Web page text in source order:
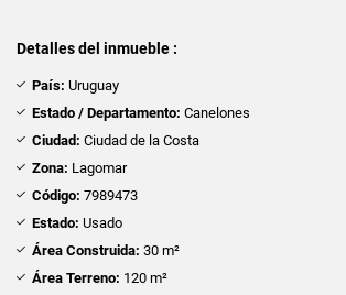
Detalles del inmueble :
País: Uruguay
Estado / Departamento: Canelones
Ciudad: Ciudad de la Costa
Zona: Lagomar
Código: 7989473
Estado: Usado
Área Construida: 30 m²
Área Terreno: 120 m²